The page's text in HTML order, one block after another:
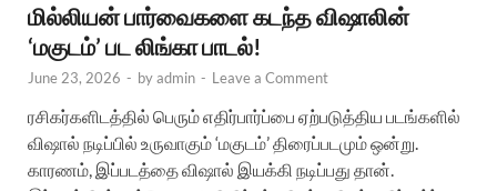
மில்லியன் பார்வைகளை கடந்த விஷாலின்
‘மகுடம்’ பட லிங்கா பாடல்!
June 23, 2026 - byadmin - Leave a Comment
ரசிகர்களிடத்தில் பெரும் எதிர்பார்ப்பை ஏற்படுத்திய படங்களில்
விஷால் நடிப்பில் உருவாகும் ‘மகுடம்’ திரைப்படமும் ஒன்று.
காரணம், இப்படத்தை விஷால் இயக்கி நடிப்பது தான்.